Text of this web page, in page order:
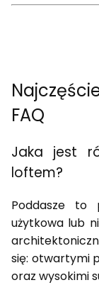
FAQ
Jaka jest
loftem?
Poddasze to
użytkowa lub
się: otwartymi
oraz wysokimi